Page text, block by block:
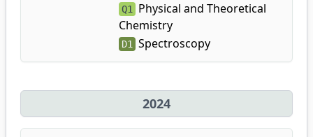
Q1
Physical and Theoretical
Chemistry
D1 Spectroscopy
2024